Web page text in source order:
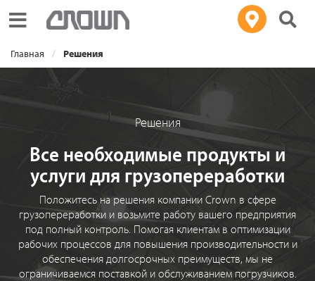
Toggle navigation
Главная Решения
Решения
Все необходимые продукты и
услуги для грузопереработки
Положитесь на решения компании Crown в сфере
грузопереработки и возьмите работу вашего предприятия
под полный контроль. Помогая клиентам в оптимизации
рабочих процессов для повышения производительности и
обеспечения долгосрочных преимуществ, мы не
ограничиваемся поставкой и обслуживанием погрузчиков.